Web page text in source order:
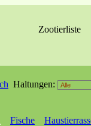
Zootierliste
Haltungen:
Fische